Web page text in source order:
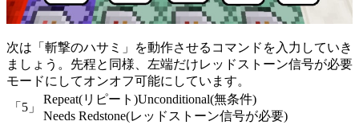
次は「斬撃のハサミ」を動作させるコマンドを入力していき
ましょう。先程と同様、左端だけレッドストーン信号が必要
モードにしてオンオフ可能にしています。
「5」
Repeat(リピート)Unconditional(無条件)
Needs Redstone(レッドストーン信号が必要)